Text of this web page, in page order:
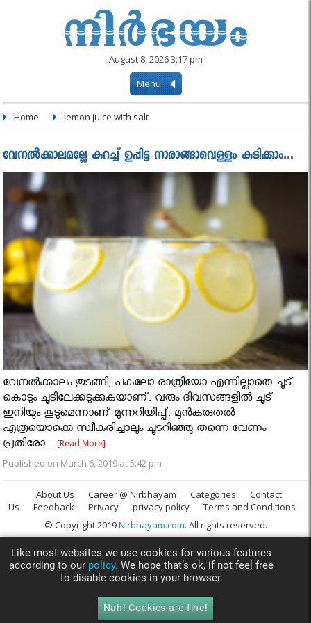
August 8, 2026 3:17 pm
Menu
Home lemon juice with salt
വേനൽക്കാലമല്ലേ കുറച്ച് ഉപ്പിട്ട നാരാങ്ങാവെള്ളം കുടിക്കാം…
വേനൽക്കാലം തുടങ്ങി, പകലോ രാത്രിയോ എന്നില്ലാതെ ചൂട്
കൊടും ചൂടിലേക്കടുക്കുകയാണ്. വരും ദിവസങ്ങളില്‍ ചൂട്
ഇനിയും കൂടുമെന്നാണ് മുന്നറിയിപ്പ്. മുന്‍കരുതല്‍
എത്രയൊക്കെ സ്വീകരിച്ചാലും ചൂടറിഞ്ഞു തന്നെ വേണം
പ്രതിരോ...[Read More]
Published on March 6, 2019 at 5:42 pm
About Us Career @ Nirbhayam Categories
Contact
Us
Feedback Privacy privacy policy
Terms and Conditions
© Copyright 2019Nirbhayam.com. All rights reserved.
Like most websites we use cookies for various features
according to our policy. We hope that’s ok, if not feel free
to disable cookies in your browser.
Nah! Cookies are fine!